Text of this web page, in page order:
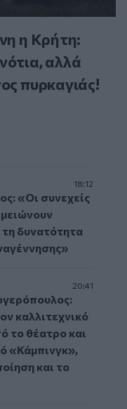
η Κρήτη:
αλλά
πυρκαγιάς!
18:12
«Οι συνεχείς
δυνατότητα
20:41
καλλιτεχνικό
το θέατρο και
«Κάμπινγκ»,
και το